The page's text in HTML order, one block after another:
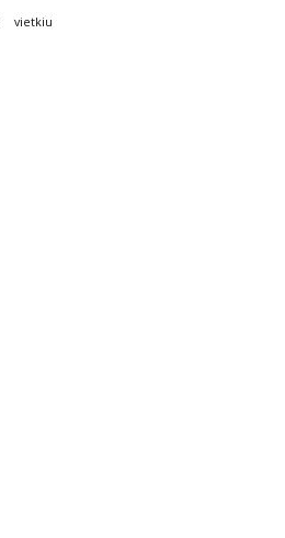
vietkiu